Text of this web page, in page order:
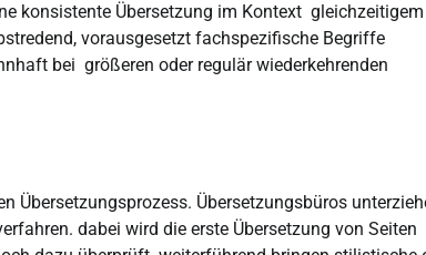
konsistente Übersetzung im Kontext gleichzeitigem
vorausgesetzt fachspezifische Begriffe
bei größeren oder regulär wiederkehrenden
Übersetzungsprozess. Übersetzungsbüros
dabei wird die erste Übersetzung von Seiten